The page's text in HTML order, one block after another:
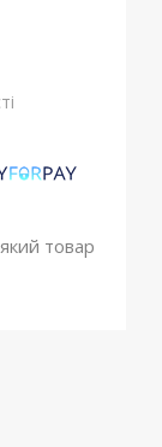
товар